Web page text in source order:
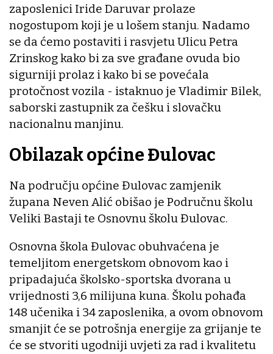
zaposlenici Iride Daruvar prolaze
nogostupom koji je u lošem stanju. Nadamo
se da ćemo postaviti i rasvjetu Ulicu Petra
Zrinskog kako bi za sve građane ovuda bio
sigurniji prolaz i kako bi se povećala
protočnost vozila - istaknuo je Vladimir Bilek,
saborski zastupnik za češku i slovačku
nacionalnu manjinu.
Obilazak općine Đulovac
Na području općine Đulovac zamjenik
župana Neven Alić obišao je Područnu školu
Veliki Bastaji te Osnovnu školu Đulovac.
Osnovna škola Đulovac obuhvaćena je
temeljitom energetskom obnovom kao i
pripadajuća školsko-sportska dvorana u
vrijednosti 3,6 milijuna kuna. Školu pohađa
148 učenika i 34 zaposlenika, a ovom obnovom
smanjit će se potrošnja energije za grijanje te
će se stvoriti ugodniji uvjeti za rad i kvalitetu